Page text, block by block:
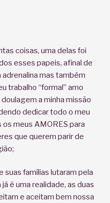
coisas, uma delas foi
esses papeis, afinal de
mas também
trabalho “formal” amo
a minha missão
dedicar todo o meu
meus AMORES para
que querem parir de
suas famílias lutaram pela
é uma realidade, as duas
e aceitam bem nossa